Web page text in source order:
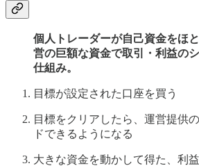
個人トレーダーが自己資金をほ
営の巨額な資金で取引・利益の
仕組み。
目標が設定された口座を買う
目標をクリアしたら、運営提供
ドできるようになる
大きな資金を動かして得た、利